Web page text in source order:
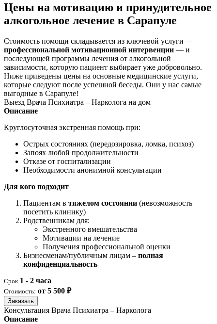
Цены на мотивацию и принудительное
алкогольное лечение в Сарапуле
Стоимость помощи складывается из ключевой услуги —
профессиональной мотивационной интервенции — и
последующей программы лечения от алкогольной
зависимости, которую пациент выбирает уже добровольно.
Ниже приведены цены на основные медицинские услуги,
которые следуют после успешной беседы. Они у нас самые
выгодные в Сарапуле!
Выезд Врача Психиатра – Нарколога на дом
Описание
Круглосуточная экстренная помощь при:
Острых состояниях (передозировка, ломка, психоз)
Запоях любой продолжительности
Отказе от госпитализации
Необходимости анонимной консультации
Для кого подходит
Пациентам в тяжелом состоянии (невозможность
посетить клинику)
Родственникам для:
Экстренного вмешательства
Мотивации на лечение
Получения профессиональной оценки
Бизнесменам/публичным лицам – полная
конфиденциальность
Срок 1 - 2 часа
Стоимость: от 5 500 ₽
Заказать
Консультация Врача Психиатра – Нарколога
Описание